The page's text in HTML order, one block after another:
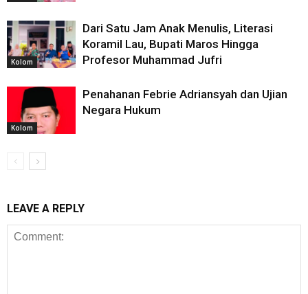
Kolom
Dari Satu Jam Anak Menulis, Literasi
Koramil Lau, Bupati Maros Hingga
Profesor Muhammad Jufri
Kolom
Penahanan Febrie Adriansyah dan Ujian
Negara Hukum
LEAVE A REPLY